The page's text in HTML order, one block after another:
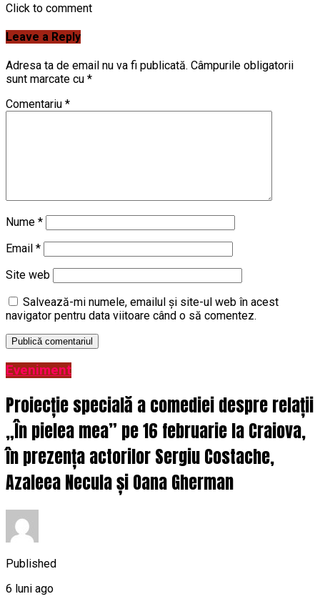
Click to comment
Leave a Reply
Adresa ta de email nu va fi publicată. Câmpurile obligatorii
sunt marcate cu *
Comentariu *
Nume *
Email *
Site web
Salvează-mi numele, emailul și site-ul web în acest
navigator pentru data viitoare când o să comentez.
Eveniment
Proiecție specială a comediei despre relații
„În pielea mea” pe 16 februarie la Craiova,
în prezența actorilor Sergiu Costache,
Azaleea Necula și Oana Gherman
Published
6 luni ago